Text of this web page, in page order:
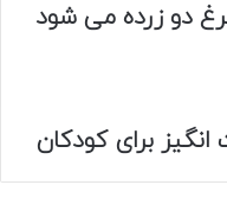
دو زرده می شود
برای کودکان